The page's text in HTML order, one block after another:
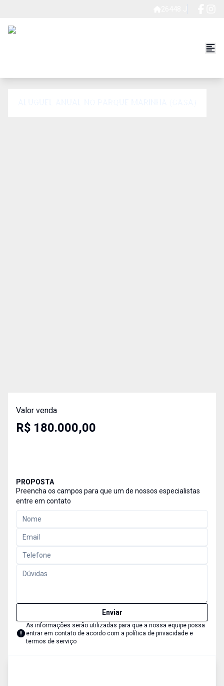
Valor venda
R$ 180.000,00
PROPOSTA
Preencha os campos para que um de nossos especialistas
entre em contato
Enviar
As informações serão utilizadas para que a nossa equipe possa
entrar em contato de acordo com a política de privacidade e
termos de serviço